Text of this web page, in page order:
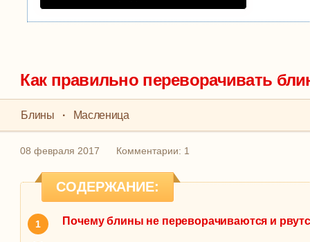
Как правильно переворачивать
Блины · Масленица
08 февраля 2017 Комментарии: 1
СОДЕРЖАНИЕ:
Почему блины не переворачиваются и